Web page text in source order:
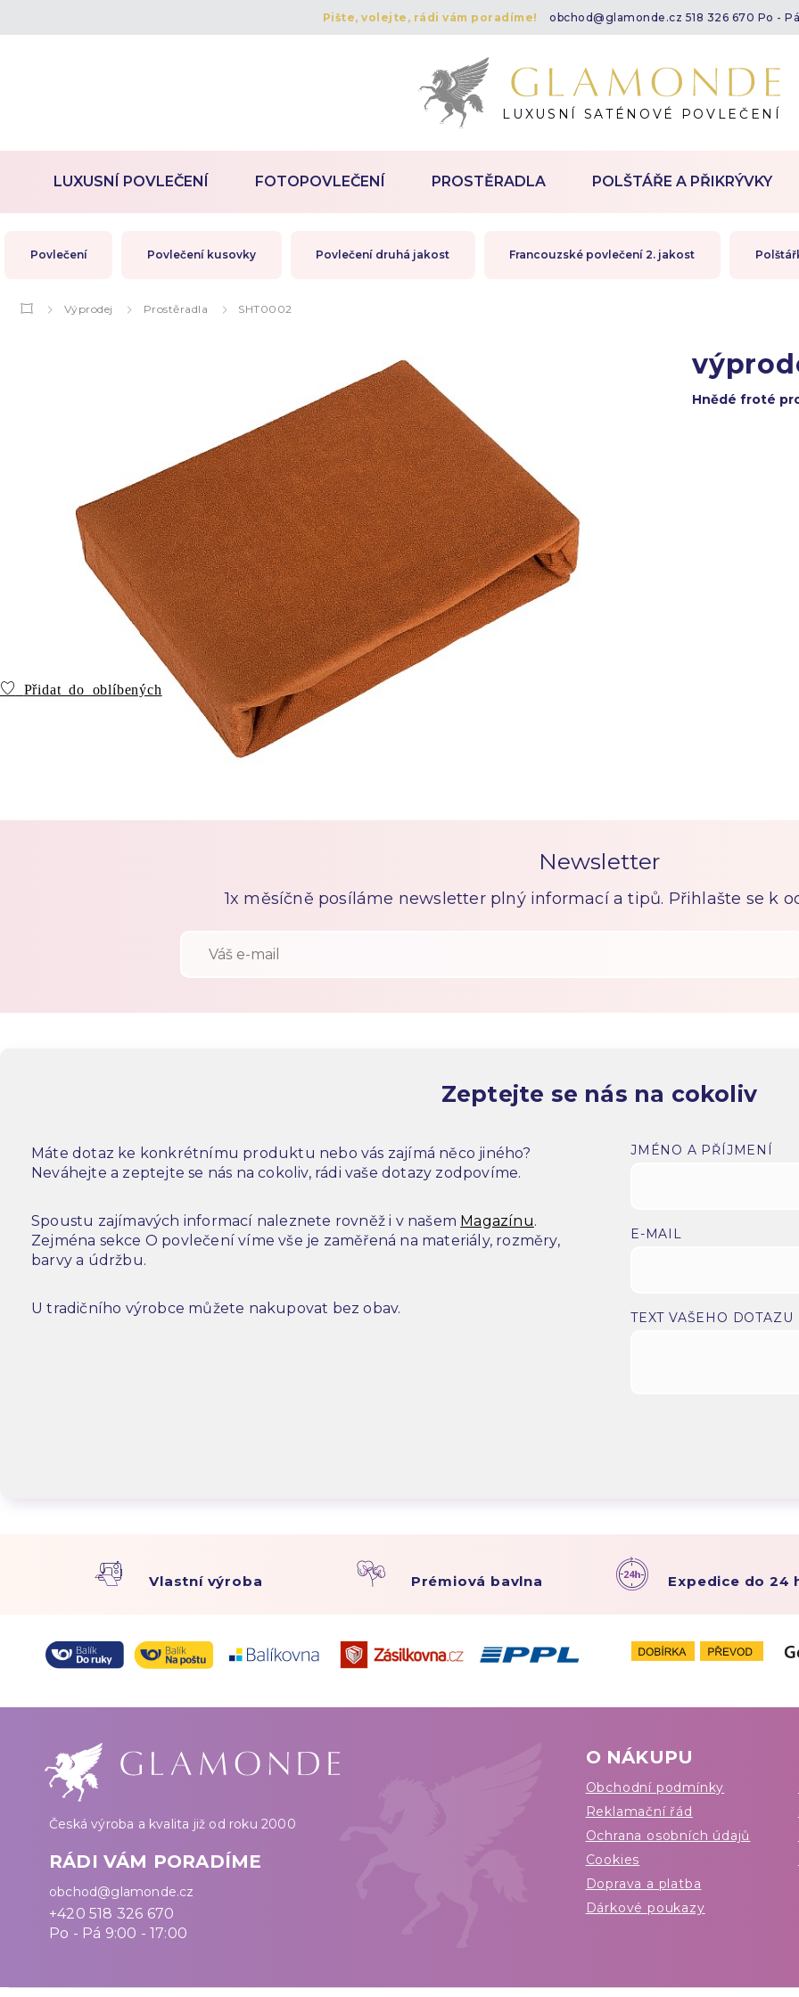
Pište, volejte, rádi vám poradíme! obchod@glamonde.cz 518 326 670 Po -
LUXUSNÍ SATÉNOVÉ POVLEČENÍ
LUXUSNÍ POVLEČENÍ FOTOPOVLEČENÍ PROSTĚRADLA POLŠTÁŘE A PŘIKRÝVKY
Povlečení Povlečení kusovky Povlečení druhá jakost Francouzské povlečení 2. jakost
Výprodej Prostěradla SHT0002
Přidat do oblíbených
Hnědé froté
Newsletter
1x měsíčně posíláme newsletter plný informací a tipů. Přihlašte se k
Zeptejte se nás na cokoliv
Máte dotaz ke konkrétnímu produktu nebo vás zajímá něco jiného?
Neváhejte a zeptejte se nás na cokoliv, rádi vaše dotazy zodpovíme.
Spoustu zajímavých informací naleznete rovněž i v našem Magazínu.
Zejména sekce O povlečení víme vše je zaměřená na materiály, rozměry,
barvy a údržbu.
U tradičního výrobce můžete nakupovat bez obav.
JMÉNO A PŘÍJMENÍ
E-MAIL
TEXT VAŠEHO DOTAZU
Vlastní výroba Prémiová bavlna Expedice do 24
Česká výroba a kvalita již od roku 2000
RÁDI VÁM PORADÍME
obchod@glamonde.cz
+420 518 326 670
Po - Pá 9:00 - 17:00
O NÁKUPU
Obchodní podmínky
Reklamační řád
Ochrana osobních údajů
Cookies
Doprava a platba
Dárkové poukazy